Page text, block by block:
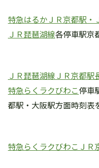
特急はるかＪＲ京都駅・
ＪＲ琵琶湖線各停車駅
ＪＲ琵琶湖線ＪＲ京都駅
特急らくラクびわこ停車
都駅・大阪駅方面時刻表
特急らくラクびわこＪＲ